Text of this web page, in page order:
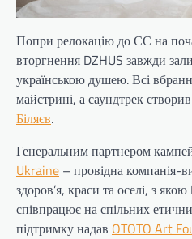
Попри релокацію до ЄС на
вторгнення DZHUS завжди
українською душею. Всі
майстрині, а саундтрек
Біляєв.
Генеральним партнером
Ukraine – провідна компанія-
здоров’я, краси та оселі, з
співпрацює на спільних
підтримку надав OTOTO Art